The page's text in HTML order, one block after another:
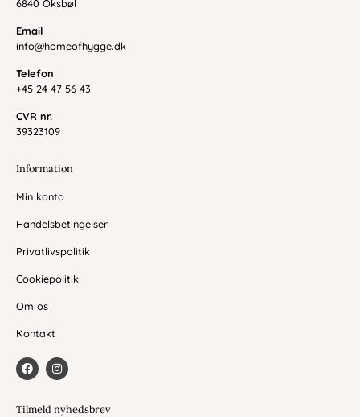
6840 Oksbøl
Email
info@homeofhygge.dk
Telefon
+45 24 47 56 43
CVR nr.
39323109
Information
Min konto
Handelsbetingelser
Privatlivspolitik
Cookiepolitik
Om os
Kontakt
F
a
c
b
I
n
s
a
Tilmeld nyhedsbrev